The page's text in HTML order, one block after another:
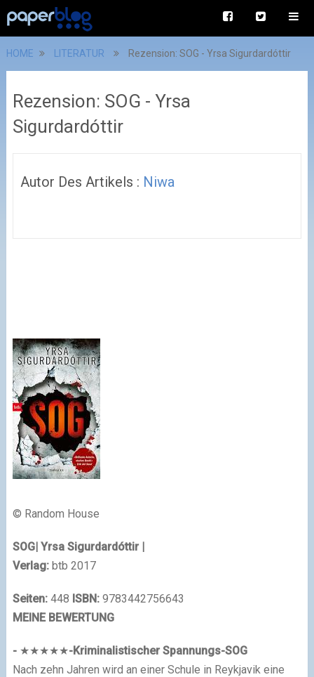
HOME LITERATUR Rezension: SOG - Yrsa Sigurdardóttir
Rezension: SOG - Yrsa
Sigurdardóttir
Autor Des Artikels : Niwa
© Random House
SOG| Yrsa Sigurdardóttir|
Verlag:btb 2017
Seiten:448 ISBN:9783442756643
MEINE BEWERTUNG
- ★★★★★-Kriminalistischer Spannungs-SOG
Nach zehn Jahren wird an einer Schule in Reykjavik eine